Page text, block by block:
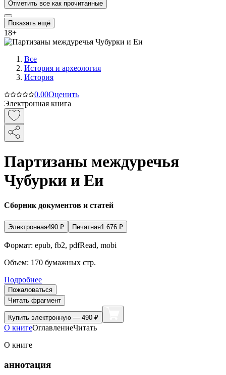
Отметить все как прочитанные
Показать ещё
18+
Все
История и археология
История
0.00Оценить
Электронная книга
Партизаны междуречья
Чубурки и Еи
Сборник документов и статей
Электронная490 ₽ Печатная1 676 ₽
Формат: epub, fb2, pdfRead, mobi
Объем: 170 бумажных стр.
Подробнее
Пожаловаться
Читать фрагмент
Купить электронную — 490 ₽
О книгеОглавлениеЧитать
О книге
аннотация